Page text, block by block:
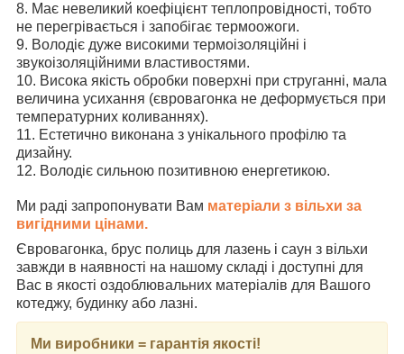
8. Має невеликий коефіцієнт теплопровідності, тобто
не перегрівається і запобігає термоожоги.
9. Володіє дуже високими термоізоляційні і
звукоізоляційними властивостями.
10. Висока якість обробки поверхні при струганні, мала
величина усихання (євровагонка не деформується при
температурних коливаннях).
11. Естетично виконана з унікального профілю та
дизайну.
12. Володіє сильною позитивною енергетикою.
Ми раді запропонувати Вам матеріали з вільхи за
вигідними цінами.
Євровагонка, брус полиць для лазень і саун з вільхи
завжди в наявності на нашому складі і доступні для
Вас в якості оздоблювальних матеріалів для Вашого
котеджу, будинку або лазні.
Ми виробники = гарантія якості!